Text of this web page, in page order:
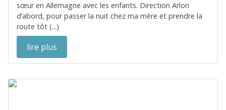
sœur en Allemagne avec les enfants. Direction Arlon
d’abord, pour passer la nuit chez ma mère et prendre la
route tôt (...)
lire plus